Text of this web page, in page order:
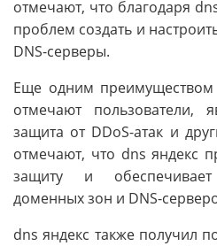
отмечают, что благодаря
проблем создать и
DNS-серверы.
Еще одним
отмечают пользователи,
защита от DDoS-атак и
отмечают, что dns яндекс
защиту и
доменных зон и DNS-
dns яндекс также получил